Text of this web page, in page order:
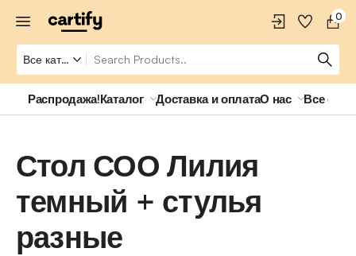
0
Распродажа!Каталог Доставка и оплатаО нас Все о
Стол СОО Лилия
темный + стулья
разные